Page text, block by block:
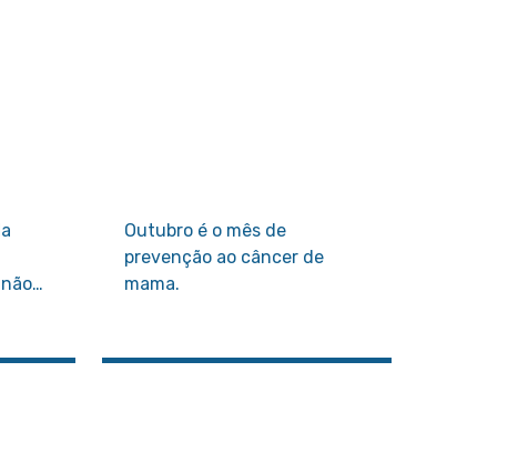
Outubro é o mês de
prevenção ao câncer de
mama.